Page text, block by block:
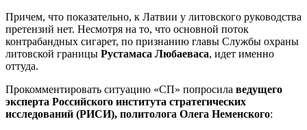
Причем, что показательно, к Латвии у литовского руководства
претензий нет. Несмотря на то, что основной поток
контрабандных сигарет, по признанию главы Службы охраны
литовской границы Рустамаса Любаеваса, идет именно
оттуда.
Прокомментировать ситуацию «СП» попросила ведущего
эксперта Российского института стратегических
исследований (РИСИ), политолога Олега Неменского: